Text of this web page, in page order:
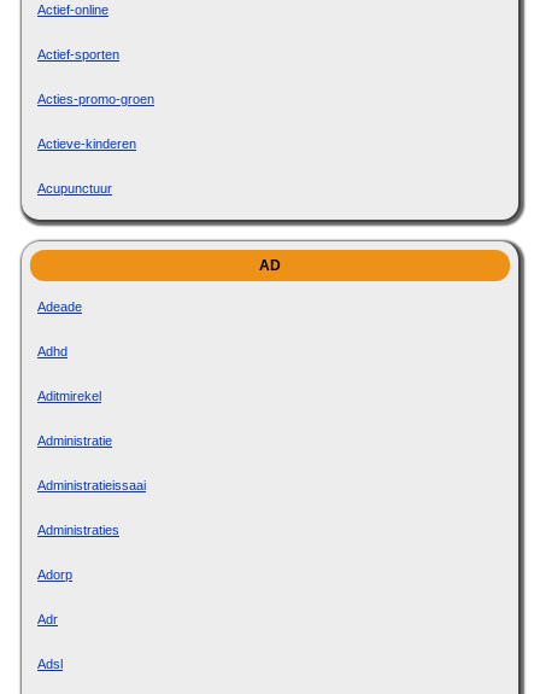
Actief-online
Actief-sporten
Acties-promo-groen
Actieve-kinderen
Acupunctuur
AD
Adeade
Adhd
Aditmirekel
Administratie
Administratieissaai
Administraties
Adorp
Adr
Adsl